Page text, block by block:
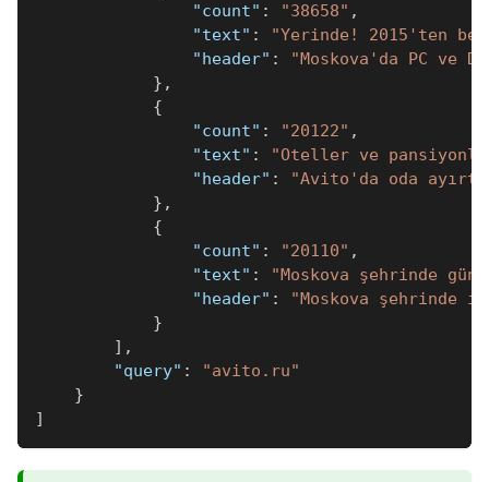
"count" : "38658" ,
"text" :
"Yerinde! 2015'ten
"header" :
"Moskova'da PC ve
} ,
{
"count" : "20122" ,
"text" :
"Oteller ve
"header" :
"Avito'da oda
} ,
{
"count" : "20110" ,
"text" :
"Moskova şehrinde
"header" :
"Moskova
}
] ,
"query" :
"avito.ru"
}
]